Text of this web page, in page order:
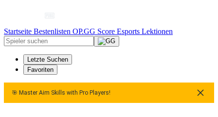
Startseite Bestenlisten OP.GG Score Esports Lektionen
Letzte Suchen
Favoriten
🎯 Master Aim Skills with Pro Players!